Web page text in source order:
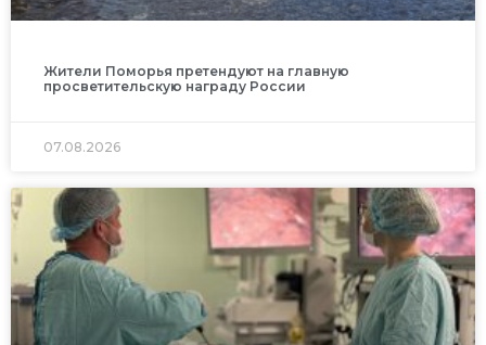
Жители Поморья претендуют на главную
просветительскую награду России
07.08.2026